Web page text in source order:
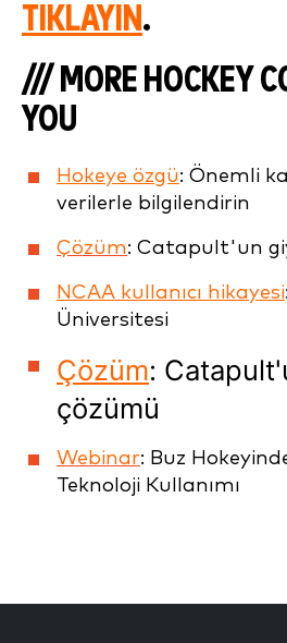
TIKLAYIN.
/// MORE HOCKEY
YOU
Hokeye özgü: Önemli
verilerle bilgilendirin
Çözüm: Catapult'un
NCAA kullanıcı hikayesi
Üniversitesi
Çözüm:
çözümü
Webinar: Buz
Teknoloji Kullanımı